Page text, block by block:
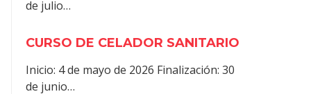
de julio…
CURSO DE CELADOR SANITARIO
Inicio: 4 de mayo de 2026 Finalización: 30
de junio…